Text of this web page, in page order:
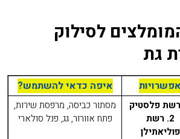
לסילוק
גת
אפשרויות איפה כדאי להשתמש?
2. רשת
פוליאתילן
מסתור כביסה, מרפסת שירות,
פתח אוורור, גג, פנל סולארי